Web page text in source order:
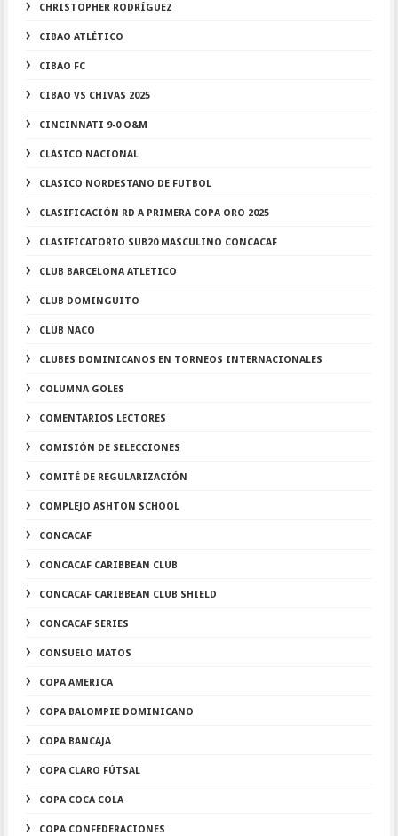
CHRISTOPHER RODRÍGUEZ
CIBAO ATLÉTICO
CIBAO FC
CIBAO VS CHIVAS 2025
CINCINNATI 9-0 O&M
CLÁSICO NACIONAL
CLASICO NORDESTANO DE FUTBOL
CLASIFICACIÓN RD A PRIMERA COPA ORO 2025
CLASIFICATORIO SUB20 MASCULINO CONCACAF
CLUB BARCELONA ATLETICO
CLUB DOMINGUITO
CLUB NACO
CLUBES DOMINICANOS EN TORNEOS INTERNACIONALES
COLUMNA GOLES
COMENTARIOS LECTORES
COMISIÓN DE SELECCIONES
COMITÉ DE REGULARIZACIÓN
COMPLEJO ASHTON SCHOOL
CONCACAF
CONCACAF CARIBBEAN CLUB
CONCACAF CARIBBEAN CLUB SHIELD
CONCACAF SERIES
CONSUELO MATOS
COPA AMERICA
COPA BALOMPIE DOMINICANO
COPA BANCAJA
COPA CLARO FÚTSAL
COPA COCA COLA
COPA CONFEDERACIONES